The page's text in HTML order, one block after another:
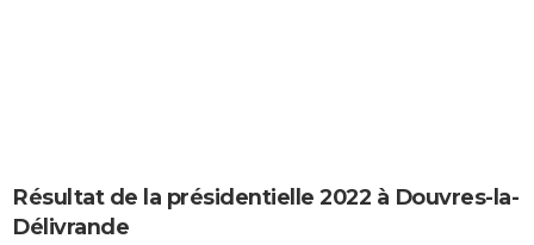
Carte de Noël
Carte Bonne année
Carte Saint-Valentin
Carte Pâques
Carte d'anniversaire
DICTIONNAIRE
Résultat de la présidentielle 2022 à Douvres-la-
Délivrande